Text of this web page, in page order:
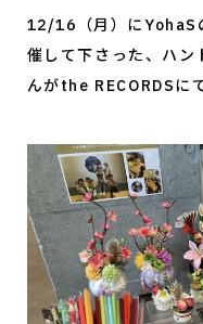
12/16（月）にYohaS
催して下さった、ハン
んがthe RECORDSに